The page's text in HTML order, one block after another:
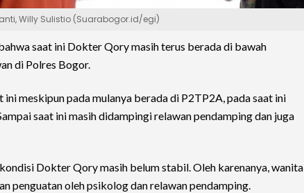
Willy Sulistio (Suarabogor.id/egi)
saat ini Dokter Qory masih terus berada di bawah
di Polres Bogor.
meskipun pada mulanya berada di P2TP2A, pada saat ini
saat ini masih didampingi relawan pendamping dan juga
Dokter Qory masih belum stabil. Oleh karenanya, wanita
penguatan oleh psikolog dan relawan pendamping.